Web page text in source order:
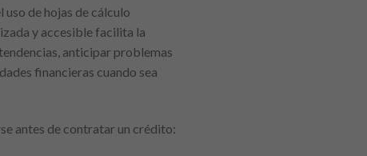
de hojas de cálculo
y accesible facilita la
anticipar problemas
financieras cuando sea
antes de contratar un crédito: